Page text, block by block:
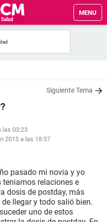
MENU
Siguiente Tema
las 03:23
2015 a las 18:57
pasado mi novia y yo
relaciones e
dosis de postday, más
llegar y todo salió bien.
uno de estos